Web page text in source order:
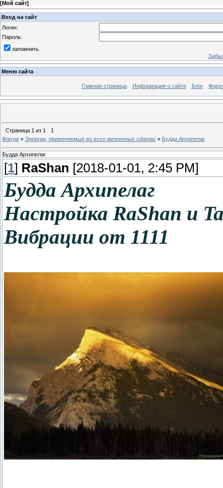
[Мой сайт]
Вход на сайт
Логин:
Пароль:
запомнить
Меню сайта
Главная страница Информация о сайте Блог
Страница 1 из 1
1
Форум » Энергии, применяемые во всех жизненных сферах » Будда Архипелаг
Будда Архипелаг
[1] RaShan [2018-01-01, 2:45 PM]
Будда Архипелаг
Настройка RaShan и
Вибрации от 1111